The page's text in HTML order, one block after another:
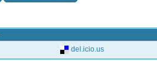
del.icio.us